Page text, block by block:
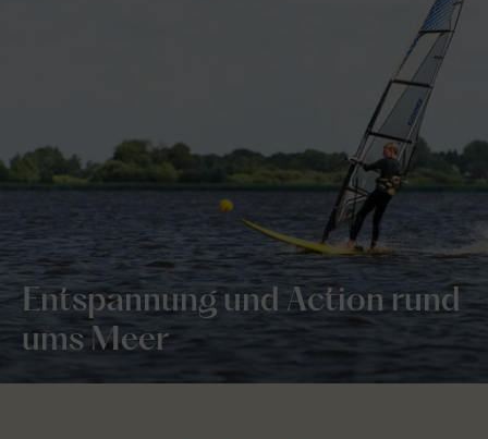
Entspannung und Action rund
ums Meer